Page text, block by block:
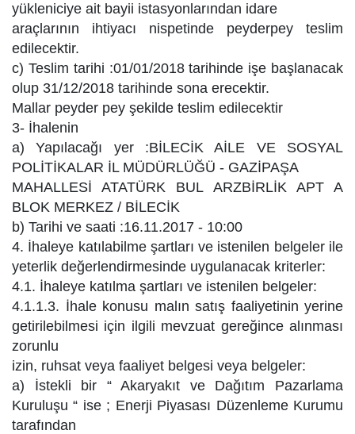
yükleniciye ait bayii istasyonlarından idare
araçlarının ihtiyacı nispetinde peyderpey teslim
edilecektir.
c) Teslim tarihi :01/01/2018 tarihinde işe başlanacak
olup 31/12/2018 tarihinde sona erecektir.
Mallar peyder pey şekilde teslim edilecektir
3- İhalenin
a) Yapılacağı yer :BİLECİK AİLE VE SOSYAL
POLİTİKALAR İL MÜDÜRLÜĞÜ - GAZİPAŞA
MAHALLESİ ATATÜRK BUL ARZBİRLİK APT A
BLOK MERKEZ / BİLECİK
b) Tarihi ve saati :16.11.2017 - 10:00
4. İhaleye katılabilme şartları ve istenilen belgeler ile
yeterlik değerlendirmesinde uygulanacak kriterler:
4.1. İhaleye katılma şartları ve istenilen belgeler:
4.1.1.3. İhale konusu malın satış faaliyetinin yerine
getirilebilmesi için ilgili mevzuat gereğince alınması
zorunlu
izin, ruhsat veya faaliyet belgesi veya belgeler:
a) İstekli bir “ Akaryakıt ve Dağıtım Pazarlama
Kuruluşu “ ise ; Enerji Piyasası Düzenleme Kurumu
tarafından